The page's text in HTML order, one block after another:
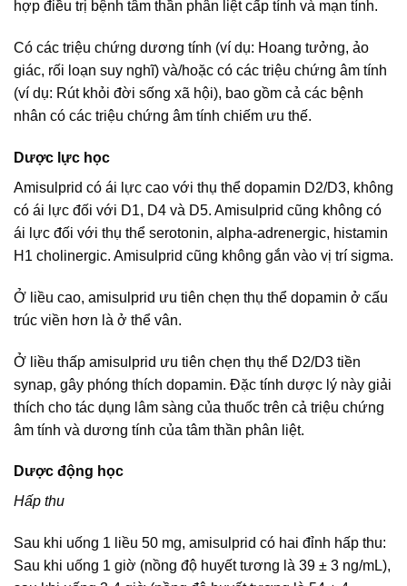
hợp điều trị bệnh tâm thần phân liệt cấp tính và mạn tính.
Có các triệu chứng dương tính (ví dụ: Hoang tưởng, ảo
giác, rối loạn suy nghĩ) và/hoặc có các triệu chứng âm tính
(ví dụ: Rút khỏi đời sống xã hội), bao gồm cả các bệnh
nhân có các triệu chứng âm tính chiếm ưu thế.
Dược lực học
Amisulprid có ái lực cao với thụ thể dopamin D2/D3, không
có ái lực đối với D1, D4 và D5. Amisulprid cũng không có
ái lực đối với thụ thể serotonin, alpha-adrenergic, histamin
H1 cholinergic. Amisulprid cũng không gắn vào vị trí sigma.
Ở liều cao, amisulprid ưu tiên chẹn thụ thể dopamin ở cấu
trúc viền hơn là ở thể vân.
Ở liều thấp amisulprid ưu tiên chẹn thụ thể D2/D3 tiền
synap, gây phóng thích dopamin. Đặc tính dược lý này giải
thích cho tác dụng lâm sàng của thuốc trên cả triệu chứng
âm tính và dương tính của tâm thần phân liệt.
Dược động học
Hấp thu
Sau khi uống 1 liều 50 mg, amisulprid có hai đỉnh hấp thu:
Sau khi uống 1 giờ (nồng độ huyết tương là 39 ± 3 ng/mL),